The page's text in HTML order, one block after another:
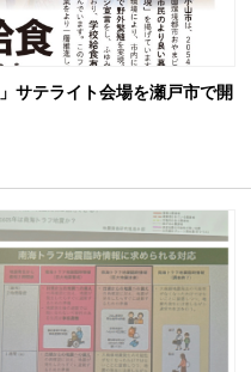
サテライト会場を瀬戸市で開